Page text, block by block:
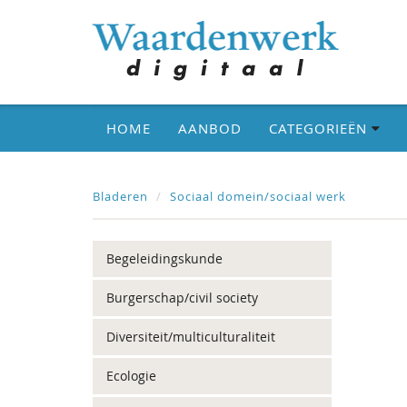
HOME AANBOD CATEGORIEËN
Bladeren Sociaal domein/sociaal werk
Begeleidingskunde
Burgerschap/civil society
Diversiteit/multiculturaliteit
Ecologie